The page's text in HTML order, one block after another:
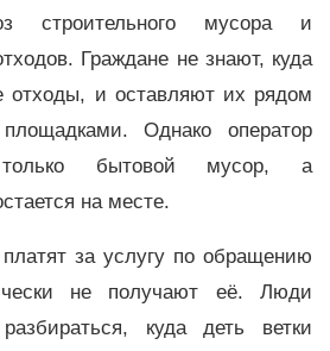
строительного мусора и
Граждане не знают, куда
отходы, и оставляют их рядом
Однако оператор
бытовой мусор, а
на месте.
за услугу по обращению
не получают её. Люди
куда деть ветки